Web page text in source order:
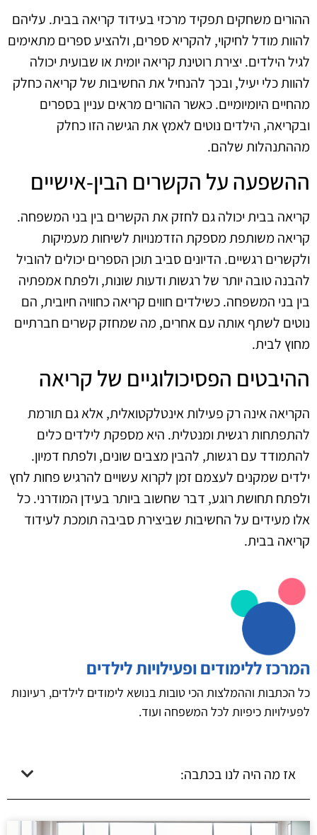
ההורים משחקים תפקיד מרכזי בעידוד קריאה בבית. עליהם
להוות מודל לחיקוי, להקריא ספרים, ולהציע ספרים מתאימים
לגיל הילדים. יצירת רוטינת קריאה יומית או שבועית יכולה
להוות כלי יעיל, ובכך להנחיל את החשיבות של קריאה כחלק
מהחיים היומיומיים. כאשר ההורים מראים עניין בספרים
ובקריאה, הילדים נוטים לאמץ את הגישה הזו כחלק
מההתנהלות שלהם.
ההשפעה על הקשרים הבין-אישיים
קריאה בבית יכולה גם לחזק את הקשרים בין בני המשפחה.
קריאה משותפת מספקת הזדמנויות לשיחות מעמיקות
ולקשרים רגשיים. הדיונים סביב תוכן הספרים יכולים להוביל
להבנה טובה יותר של רגשות ודעות שונות, ולפתח אמפתיה
בין בני המשפחה. כשילדים חווים קריאה כחוויה חיובית, הם
נוטים לשתף אותה עם אחרים, מה שמחזק קשרים חברתיים
מחוץ לבית.
ההיבטים הפסיכולוגיים של קריאה
הקריאה אינה רק פעילות אינטלקטואלית, אלא גם תורמת
להתפתחות רגשית ומנטלית. היא מספקת לילדים כלים
להתמודד עם רגשות, להבין מצבים שונים, ולפתח דמיון.
ילדים שמקנים לעצמם זמן לקרוא עשויים להרגיש פחות לחץ
ולפתח תחושת רוגע, דבר שחשוב ביותר בעידן המודרני. כל
אלו מעידים על החשיבות שביצירת סביבה תומכת לעידוד
קריאה בבית.
המרכז ללימודים ופעילויות לילדים
כל הכתבות וההמלצות הכי טובות בנושא לימודים לילדים, רעיונות
לפעילויות כיפיות לכל המשפחה ועוד.
אז מה היה לנו בכתבה: